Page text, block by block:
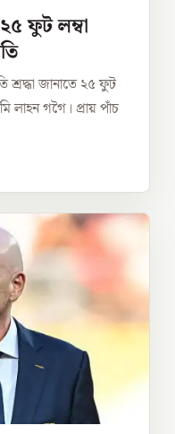
ফুট লম্বা
শ্রদ্ধা জানাতে ২৫ ফুট
লাহন গগৈ। প্রায় পাঁচ